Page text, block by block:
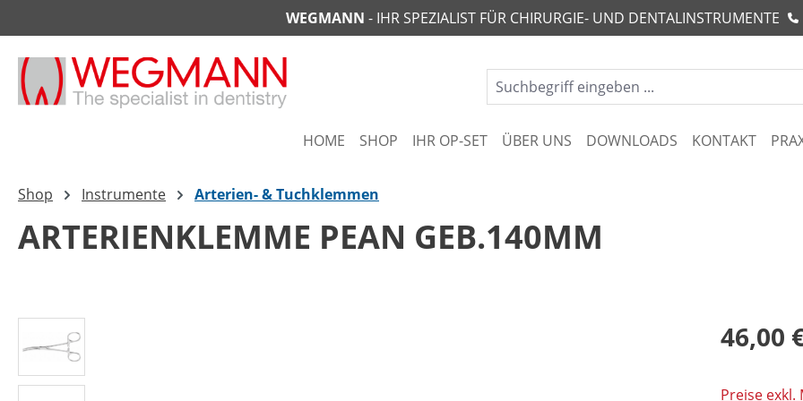
Zur Hauptnavigation springenWEGMANN - IHR SPEZIALIST FÜR CHIRURGIE- UND DENTALINSTRUMENTE
HOME SHOP IHR OP-SET ÜBER UNS DOWNLOADS KONTAKT
Shop Instrumente Arterien- & Tuchklemmen
ARTERIENKLEMME PEAN GEB.140MM
Bildergalerie überspringen 46,00
Preise exkl.